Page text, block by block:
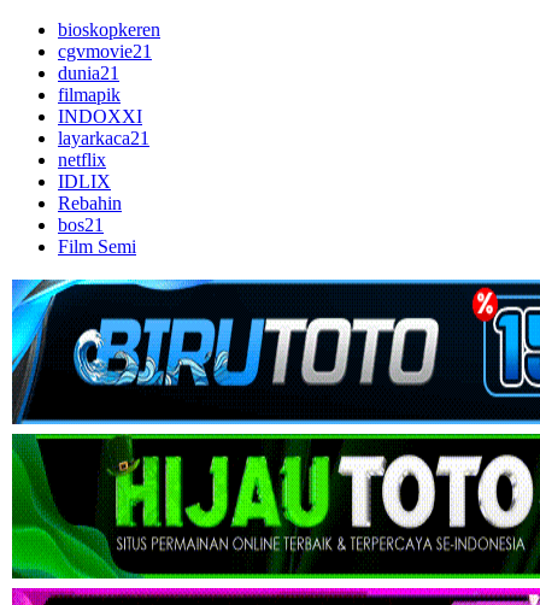
bioskopkeren
cgvmovie21
dunia21
filmapik
INDOXXI
layarkaca21
netflix
IDLIX
Rebahin
bos21
Film Semi